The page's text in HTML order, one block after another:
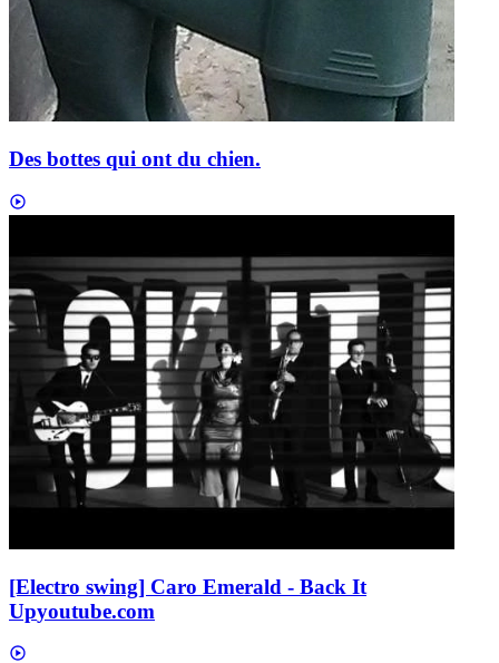
Des bottes qui ont du chien.
[Electro swing] Caro Emerald - Back It
Upyoutube.com